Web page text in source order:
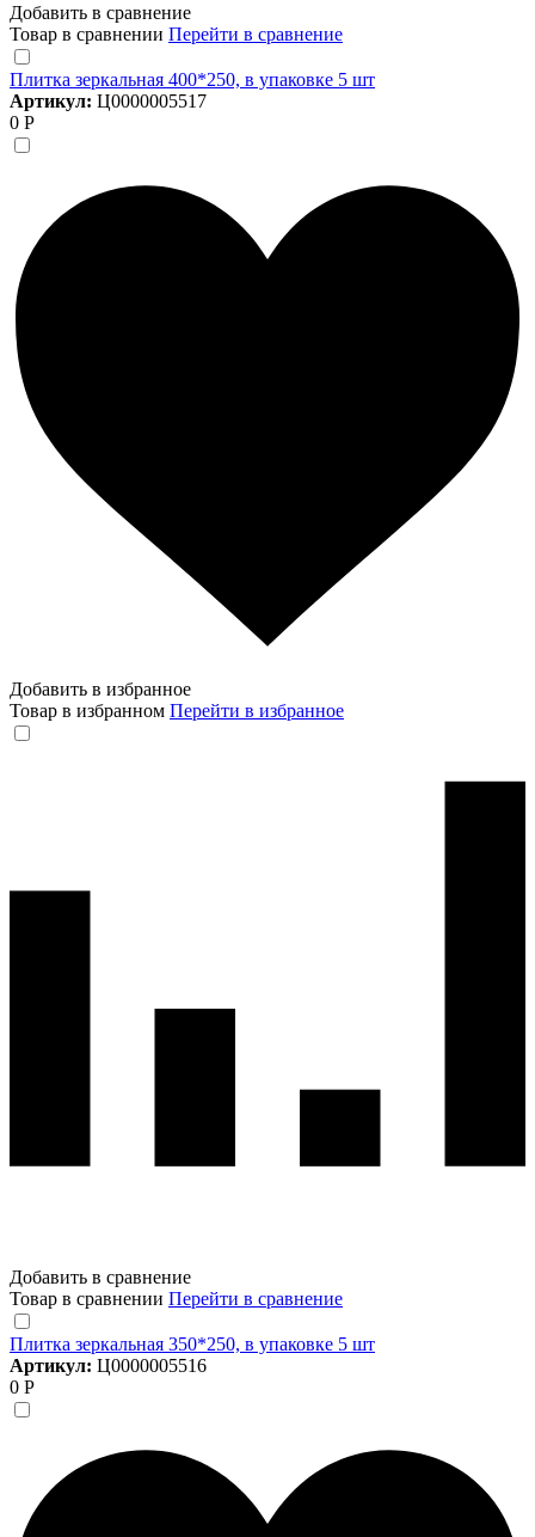
Добавить в сравнение
Товар в сравнении Перейти в сравнение
Плитка зеркальная 400*250, в упаковке 5 шт
Артикул: Ц0000005517
0 Р
Добавить в избранное
Товар в избранном Перейти в избранное
Добавить в сравнение
Товар в сравнении Перейти в сравнение
Плитка зеркальная 350*250, в упаковке 5 шт
Артикул: Ц0000005516
0 Р